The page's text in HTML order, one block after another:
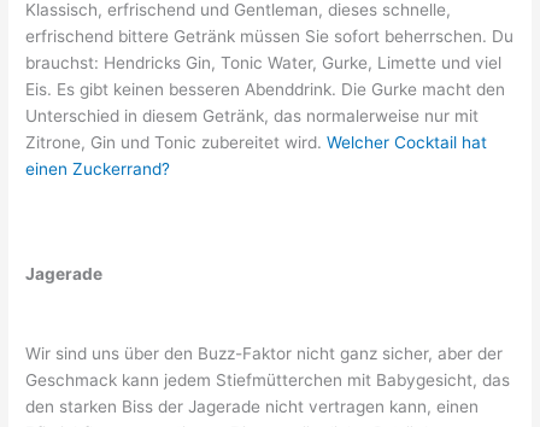
Klassisch, erfrischend und Gentleman, dieses schnelle,
erfrischend bittere Getränk müssen Sie sofort beherrschen. Du
brauchst: Hendricks Gin, Tonic Water, Gurke, Limette und viel
Eis. Es gibt keinen besseren Abenddrink. Die Gurke macht den
Unterschied in diesem Getränk, das normalerweise nur mit
Zitrone, Gin und Tonic zubereitet wird.Welcher Cocktail hat
einen Zuckerrand?
Jagerade
Wir sind uns über den Buzz-Faktor nicht ganz sicher, aber der
Geschmack kann jedem Stiefmütterchen mit Babygesicht, das
den starken Biss der Jagerade nicht vertragen kann, einen